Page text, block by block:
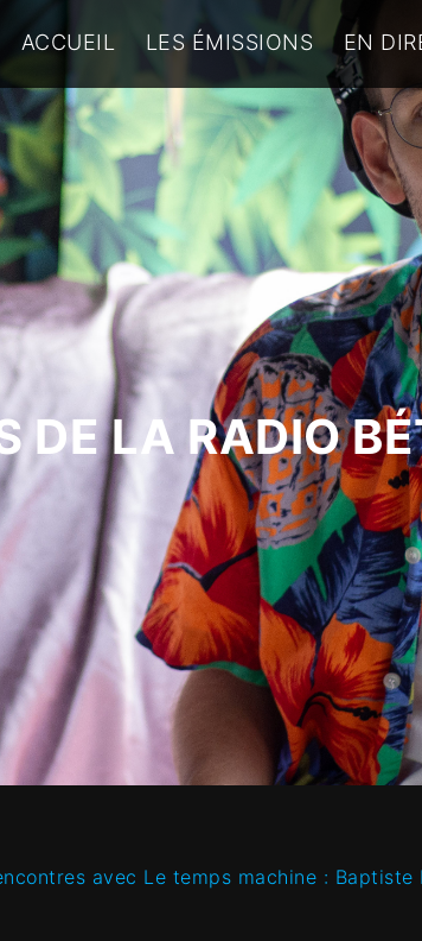
ACCUEIL LES ÉMISSIONS EN
DE LA RADIO
avec Le temps machine : Baptiste